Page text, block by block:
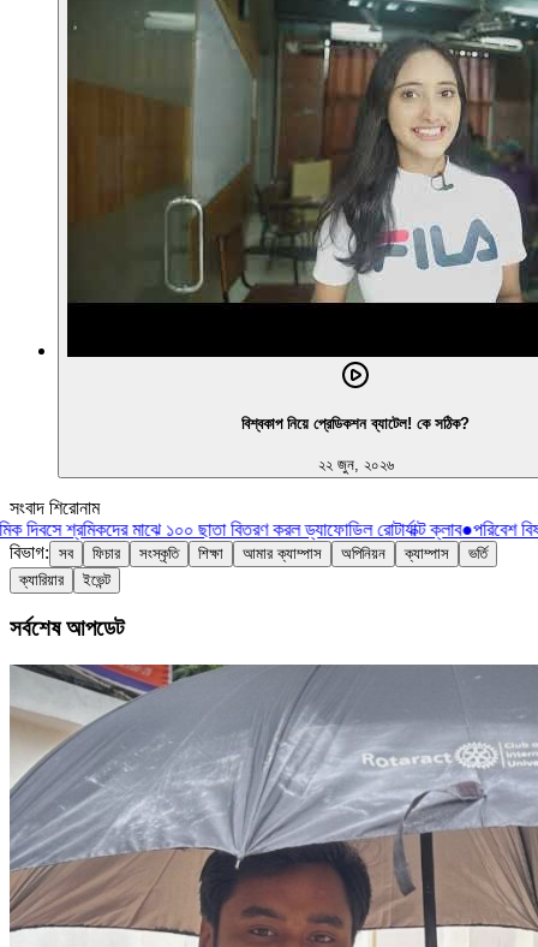
বিশ্বকাপ নিয়ে প্রেডিকশন ব্যাটেল! কে সঠিক?
২২ জুন, ২০২৬
সংবাদ শিরোনাম
দিবসে শ্রমিকদের মাঝে ১০০ ছাতা বিতরণ করল ড্যাফোডিল রোটার্যাক্ট ক্লাব●পরিবেশ
বিভাগ: সব ফিচার সংস্কৃতি শিক্ষা আমার ক্যাম্পাস অপিনিয়ন ক্যাম্পাস
ভর্তি
ক্যারিয়ার
ইভেন্ট
সর্বশেষ আপডেট